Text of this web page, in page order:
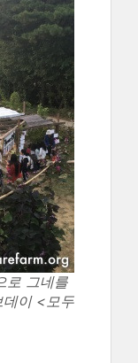
로 그네를
데이 <모두